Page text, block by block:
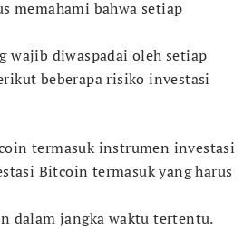
memahami bahwa setiap
diwaspadai oleh setiap
beberapa risiko investasi
termasuk instrumen investasi
Bitcoin termasuk yang harus
dalam jangka waktu tertentu.